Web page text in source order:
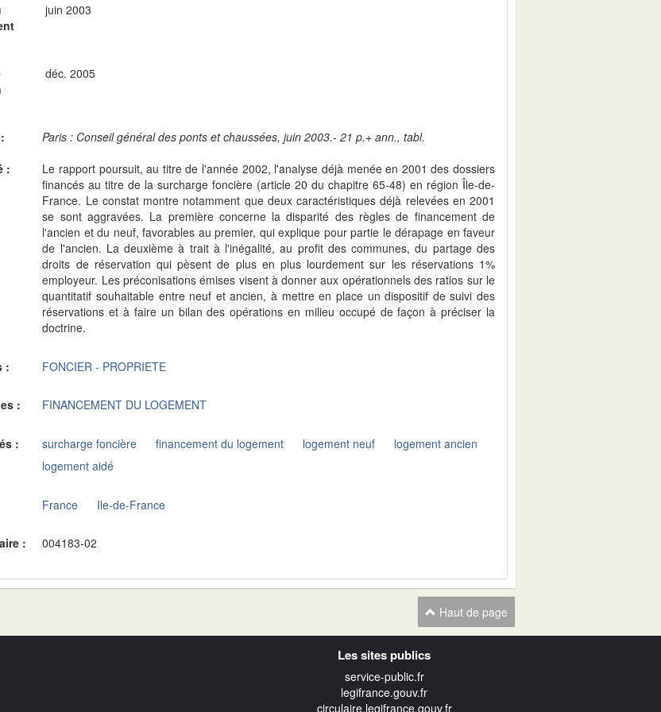
juin 2003
déc. 2005
Paris : Conseil général des ponts et chaussées, juin 2003.- 21 p.+ ann., tabl.
:
Le rapport poursuit, au titre de l'année 2002, l'analyse déjà menée en 2001 des dossiers
financés au titre de la surcharge foncière (article 20 du chapitre 65-48) en région Île-de-
France. Le constat montre notamment que deux caractéristiques déjà relevées en 2001
se sont aggravées. La première concerne la disparité des règles de financement de
l'ancien et du neuf, favorables au premier, qui explique pour partie le dérapage en faveur
de l'ancien. La deuxième à trait à l'inégalité, au profit des communes, du partage des
droits de réservation qui pèsent de plus en plus lourdement sur les réservations 1%
employeur. Les préconisations émises visent à donner aux opérationnels des ratios sur le
quantitatif souhaitable entre neuf et ancien, à mettre en place un dispositif de suivi des
réservations et à faire un bilan des opérations en milieu occupé de façon à préciser la
doctrine.
: FONCIER - PROPRIETE
: FINANCEMENT DU LOGEMENT
: surcharge foncière financement du logement logement neuf
logement ancien
logement aidé
France Ile-de-France
: 004183-02
Haut de page
Les sites publics
service-public.fr
legifrance.gouv.fr
circulaire.legifrance.gouv.fr